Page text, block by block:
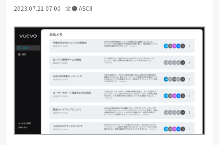
2023.07.21 07:00 文● ASCII